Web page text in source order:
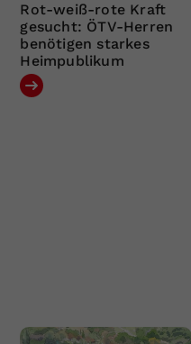
Rot-weiß-rote Kraft
gesucht: ÖTV-Herren
benötigen starkes
Heimpublikum